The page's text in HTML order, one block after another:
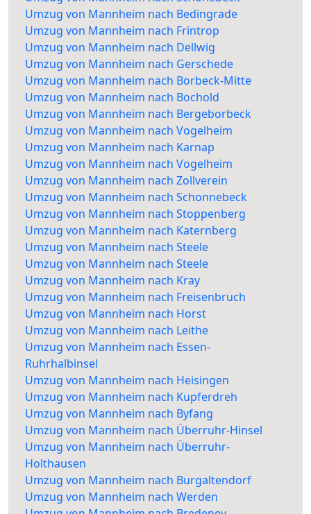
Umzug von Mannheim nach Bedingrade
Umzug von Mannheim nach Frintrop
Umzug von Mannheim nach Dellwig
Umzug von Mannheim nach Gerschede
Umzug von Mannheim nach Borbeck-Mitte
Umzug von Mannheim nach Bochold
Umzug von Mannheim nach Bergeborbeck
Umzug von Mannheim nach Vogelheim
Umzug von Mannheim nach Karnap
Umzug von Mannheim nach Vogelheim
Umzug von Mannheim nach Zollverein
Umzug von Mannheim nach Schonnebeck
Umzug von Mannheim nach Stoppenberg
Umzug von Mannheim nach Katernberg
Umzug von Mannheim nach Steele
Umzug von Mannheim nach Steele
Umzug von Mannheim nach Kray
Umzug von Mannheim nach Freisenbruch
Umzug von Mannheim nach Horst
Umzug von Mannheim nach Leithe
Umzug von Mannheim nach Essen-
Ruhrhalbinsel
Umzug von Mannheim nach Heisingen
Umzug von Mannheim nach Kupferdreh
Umzug von Mannheim nach Byfang
Umzug von Mannheim nach Überruhr-Hinsel
Umzug von Mannheim nach Überruhr-
Holthausen
Umzug von Mannheim nach Burgaltendorf
Umzug von Mannheim nach Werden